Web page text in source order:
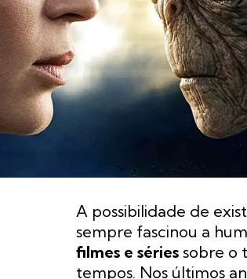
A possibilidade de
sempre fascinou a
filmes e séries sobre o
tempos. Nos últimos